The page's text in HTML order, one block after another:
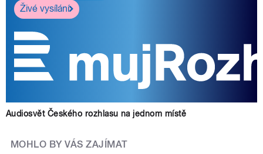
Živé vysílání
Audiosvět Českého rozhlasu na jednom místě
MOHLO BY VÁS ZAJÍMAT